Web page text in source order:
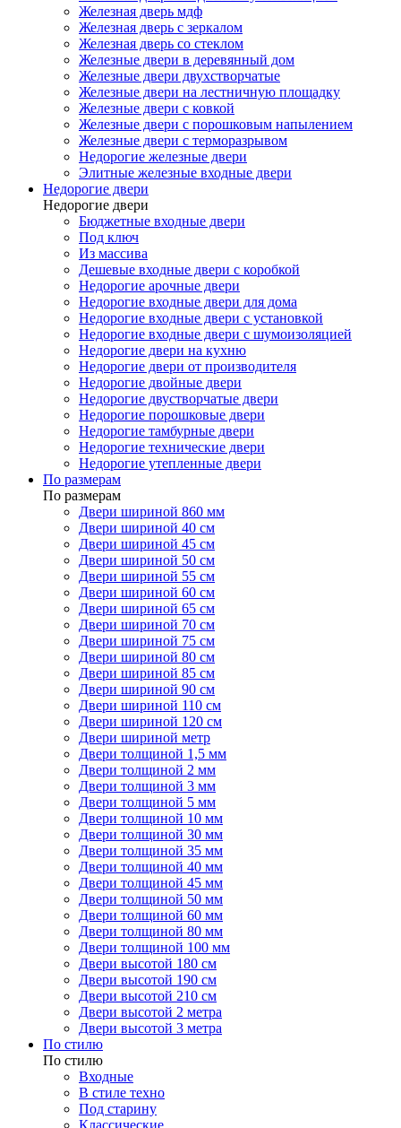
Железная дверь мдф
Железная дверь с зеркалом
Железная дверь со стеклом
Железные двери в деревянный дом
Железные двери двухстворчатые
Железные двери на лестничную площадку
Железные двери с ковкой
Железные двери с порошковым напылением
Железные двери с терморазрывом
Недорогие железные двери
Элитные железные входные двери
Недорогие двери
Недорогие двери
Бюджетные входные двери
Под ключ
Из массива
Дешевые входные двери с коробкой
Недорогие арочные двери
Недорогие входные двери для дома
Недорогие входные двери с установкой
Недорогие входные двери с шумоизоляцией
Недорогие двери на кухню
Недорогие двери от производителя
Недорогие двойные двери
Недорогие двустворчатые двери
Недорогие порошковые двери
Недорогие тамбурные двери
Недорогие технические двери
Недорогие утепленные двери
По размерам
По размерам
Двери шириной 860 мм
Двери шириной 40 см
Двери шириной 45 см
Двери шириной 50 см
Двери шириной 55 см
Двери шириной 60 см
Двери шириной 65 см
Двери шириной 70 см
Двери шириной 75 см
Двери шириной 80 см
Двери шириной 85 см
Двери шириной 90 см
Двери шириной 110 см
Двери шириной 120 см
Двери шириной метр
Двери толщиной 1,5 мм
Двери толщиной 2 мм
Двери толщиной 3 мм
Двери толщиной 5 мм
Двери толщиной 10 мм
Двери толщиной 30 мм
Двери толщиной 35 мм
Двери толщиной 40 мм
Двери толщиной 45 мм
Двери толщиной 50 мм
Двери толщиной 60 мм
Двери толщиной 80 мм
Двери толщиной 100 мм
Двери высотой 180 см
Двери высотой 190 см
Двери высотой 210 см
Двери высотой 2 метра
Двери высотой 3 метра
По стилю
По стилю
Входные
В стиле техно
Под старину